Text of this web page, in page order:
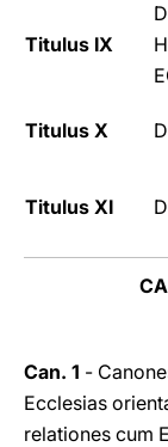
Titulus IX
Titulus X
Titulus XI
Can. 1 -
Ecclesias
relationes cum